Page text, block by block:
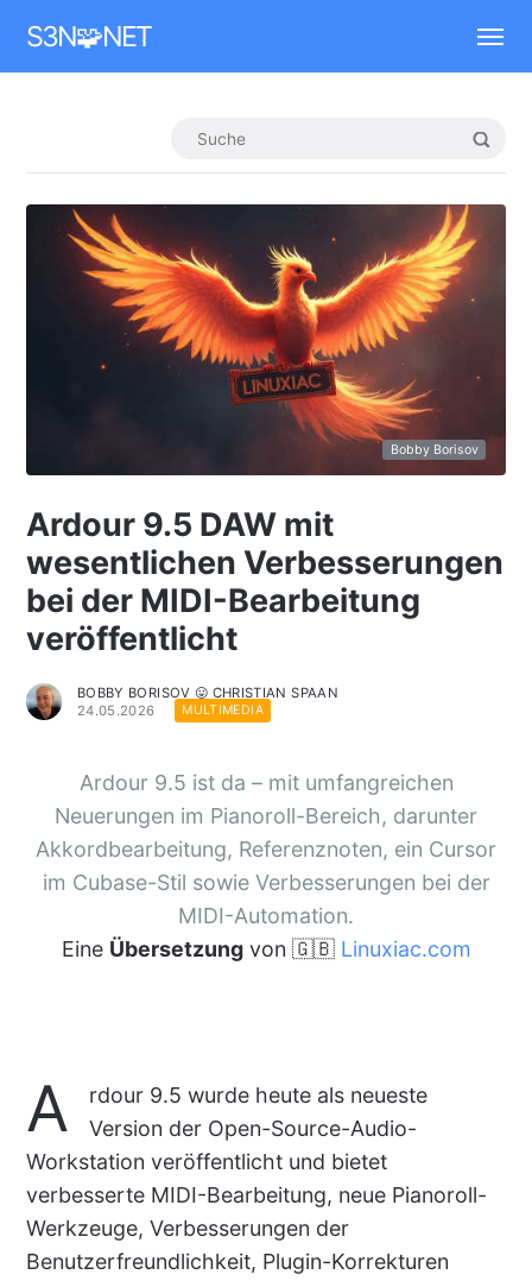
S3N🧩NET
Bobby Borisov
Ardour 9.5 DAW mit
wesentlichen Verbesserungen
bei der MIDI-Bearbeitung
veröffentlicht
BOBBY BORISOV 😛 CHRISTIAN SPAAN
24.05.2026
MULTIMEDIA
Ardour 9.5 ist da – mit umfangreichen
Neuerungen im Pianoroll-Bereich, darunter
Akkordbearbeitung, Referenznoten, ein Cursor
im Cubase-Stil sowie Verbesserungen bei der
MIDI-Automation.
Eine Übersetzungvon 🇬🇧 Linuxiac.com
A
rdour 9.5 wurde heute als neueste
Version der Open-Source-Audio-
Workstation veröffentlicht und bietet
verbesserte MIDI-Bearbeitung, neue Pianoroll-
Werkzeuge, Verbesserungen der
Benutzerfreundlichkeit, Plugin-Korrekturen